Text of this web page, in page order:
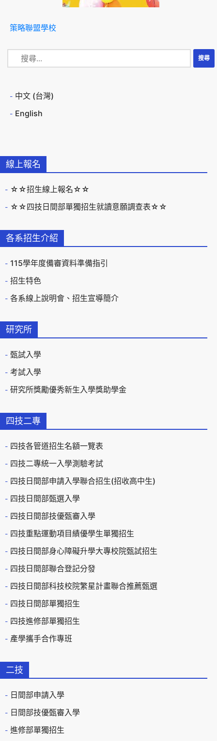
線上報名
☆☆招生線上報名☆☆
☆☆四技日間部單獨招生就讀意願調查表☆☆
各系招生介紹
115學年度備審資料準備指引
招生特色
各系線上說明會、招生宣導簡介
研究所
甄試入學
考試入學
研究所獎勵優秀新生入學獎助學金
四技二專
四技各管道招生名額一覽表
四技二專統一入學測驗考試
四技日間部申請入學聯合招生(招收高中生)
四技日間部甄選入學
四技日間部技優甄審入學
四技重點運動項目績優學生單獨招生
四技日間部身心障礙升學大專校院甄試招生
四技日間部聯合登記分發
四技日間部科技校院繁星計畫聯合推薦甄選
四技日間部單獨招生
四技進修部單獨招生
產學攜手合作專班
二技
日間部申請入學
日間部技優甄審入學
進修部單獨招生
策略聯盟學校
中文 (台灣)
English